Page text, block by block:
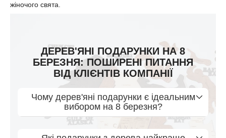
жіночого свята.
ДЕРЕВ'ЯНІ ПОДАРУНКИ НА 8
БЕРЕЗНЯ: ПОШИРЕНІ ПИТАННЯ
ВІД КЛІЄНТІВ КОМПАНІЇ
Чому дерев'яні подарунки є ідеальним
вибором на 8 березня?